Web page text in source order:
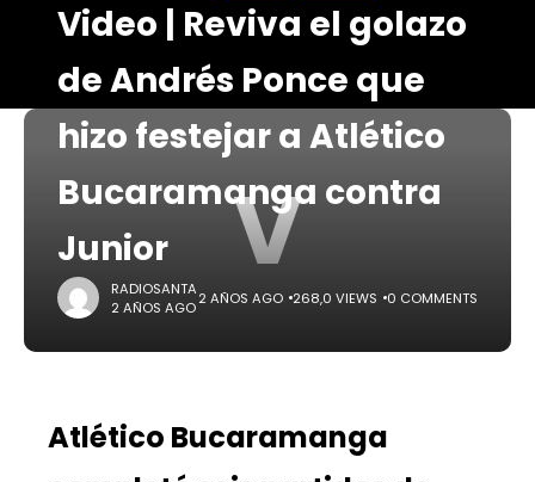
V
Video | Reviva el golazo
de Andrés Ponce que
hizo festejar a Atlético
Bucaramanga contra
Junior
RADIOSANTA
2 AÑOS AGO2 AÑOS AGO 268,0 VIEWS 0 COMMENTS
Atlético Bucaramanga